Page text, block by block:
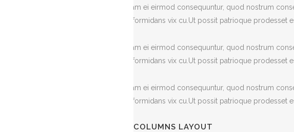
Nam ei eirmod consequuntur, quod nostrum
reformidans vix cu.Ut possit patrioque
Nam ei eirmod consequuntur, quod nostrum
reformidans vix cu.Ut possit patrioque
Nam ei eirmod consequuntur, quod nostrum
reformidans vix cu.Ut possit patrioque
COLUMNS LAYOUT